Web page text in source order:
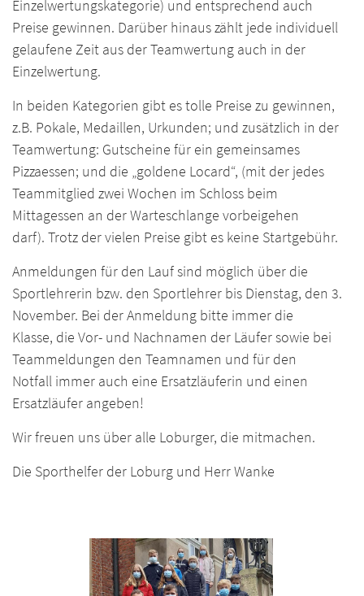
Einzelwertungskategorie) und entsprechend auch
Preise gewinnen. Darüber hinaus zählt jede individuell
gelaufene Zeit aus der Teamwertung auch in der
Einzelwertung.
In beiden Kategorien gibt es tolle Preise zu gewinnen,
z.B. Pokale, Medaillen, Urkunden; und zusätzlich in der
Teamwertung: Gutscheine für ein gemeinsames
Pizzaessen; und die „goldene Locard“, (mit der jedes
Teammitglied zwei Wochen im Schloss beim
Mittagessen an der Warteschlange vorbeigehen
darf). Trotz der vielen Preise gibt es keine Startgebühr.
Anmeldungen für den Lauf sind möglich über die
Sportlehrerin bzw. den Sportlehrer bis Dienstag, den 3.
November. Bei der Anmeldung bitte immer die
Klasse, die Vor- und Nachnamen der Läufer sowie bei
Teammeldungen den Teamnamen und für den
Notfall immer auch eine Ersatzläuferin und einen
Ersatzläufer angeben!
Wir freuen uns über alle Loburger, die mitmachen.
Die Sporthelfer der Loburg und Herr Wanke